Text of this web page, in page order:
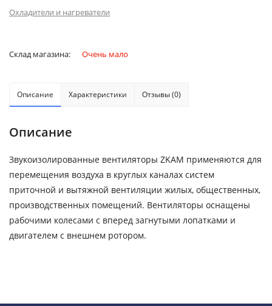
Охладители и нагреватели
Склад магазина: Очень мало
Описание Характеристики Отзывы (0)
Описание
Звукоизолированные вентиляторы ZKAM применяются для
перемещения воздуха в круглых каналах систем
приточной и вытяжной вентиляции жилых, общественных,
производственных помещений. Вентиляторы оснащены
рабочими колесами с вперед загнутыми лопатками и
двигателем с внешнем ротором.